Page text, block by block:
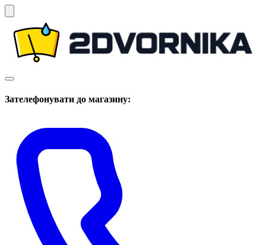
Зателефонувати до магазину: